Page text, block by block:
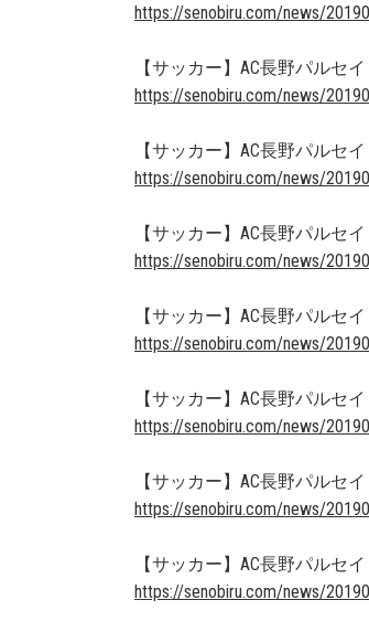
https://senobiru.com/news/
【サッカー】AC長野パルセ
https://senobiru.com/news/
【サッカー】AC長野パルセ
https://senobiru.com/news/
【サッカー】AC長野パルセ
https://senobiru.com/news/
【サッカー】AC長野パルセ
https://senobiru.com/news/
【サッカー】AC長野パルセ
https://senobiru.com/news/
【サッカー】AC長野パルセ
https://senobiru.com/news/
【サッカー】AC長野パルセ
https://senobiru.com/news/